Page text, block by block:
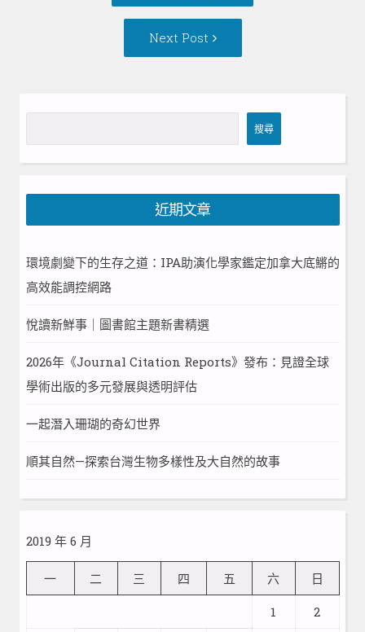
post:
Next Post
Post:
尋
搜尋
近期文章
環境劇變下的生存之道：IPA助演化學家鑑定加拿大底鱂的
高效能調控網路
悅讀新鮮事｜圖書館主題新書精選
2026年《Journal Citation Reports》發布：見證全球
學術出版的多元發展與透明評估
一起潛入珊瑚的奇幻世界
順其自然—探索台灣生物多樣性及大自然的故事
2019 年 6 月
一 二 三 四 五 六 日
1 2